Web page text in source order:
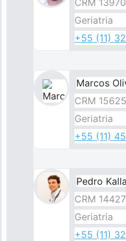
Geriatria
+55 (11)
Imagem Marcos
CRM
Geriatria
+55 (11)
Pedro
CRM
Geriatria
+55 (11)